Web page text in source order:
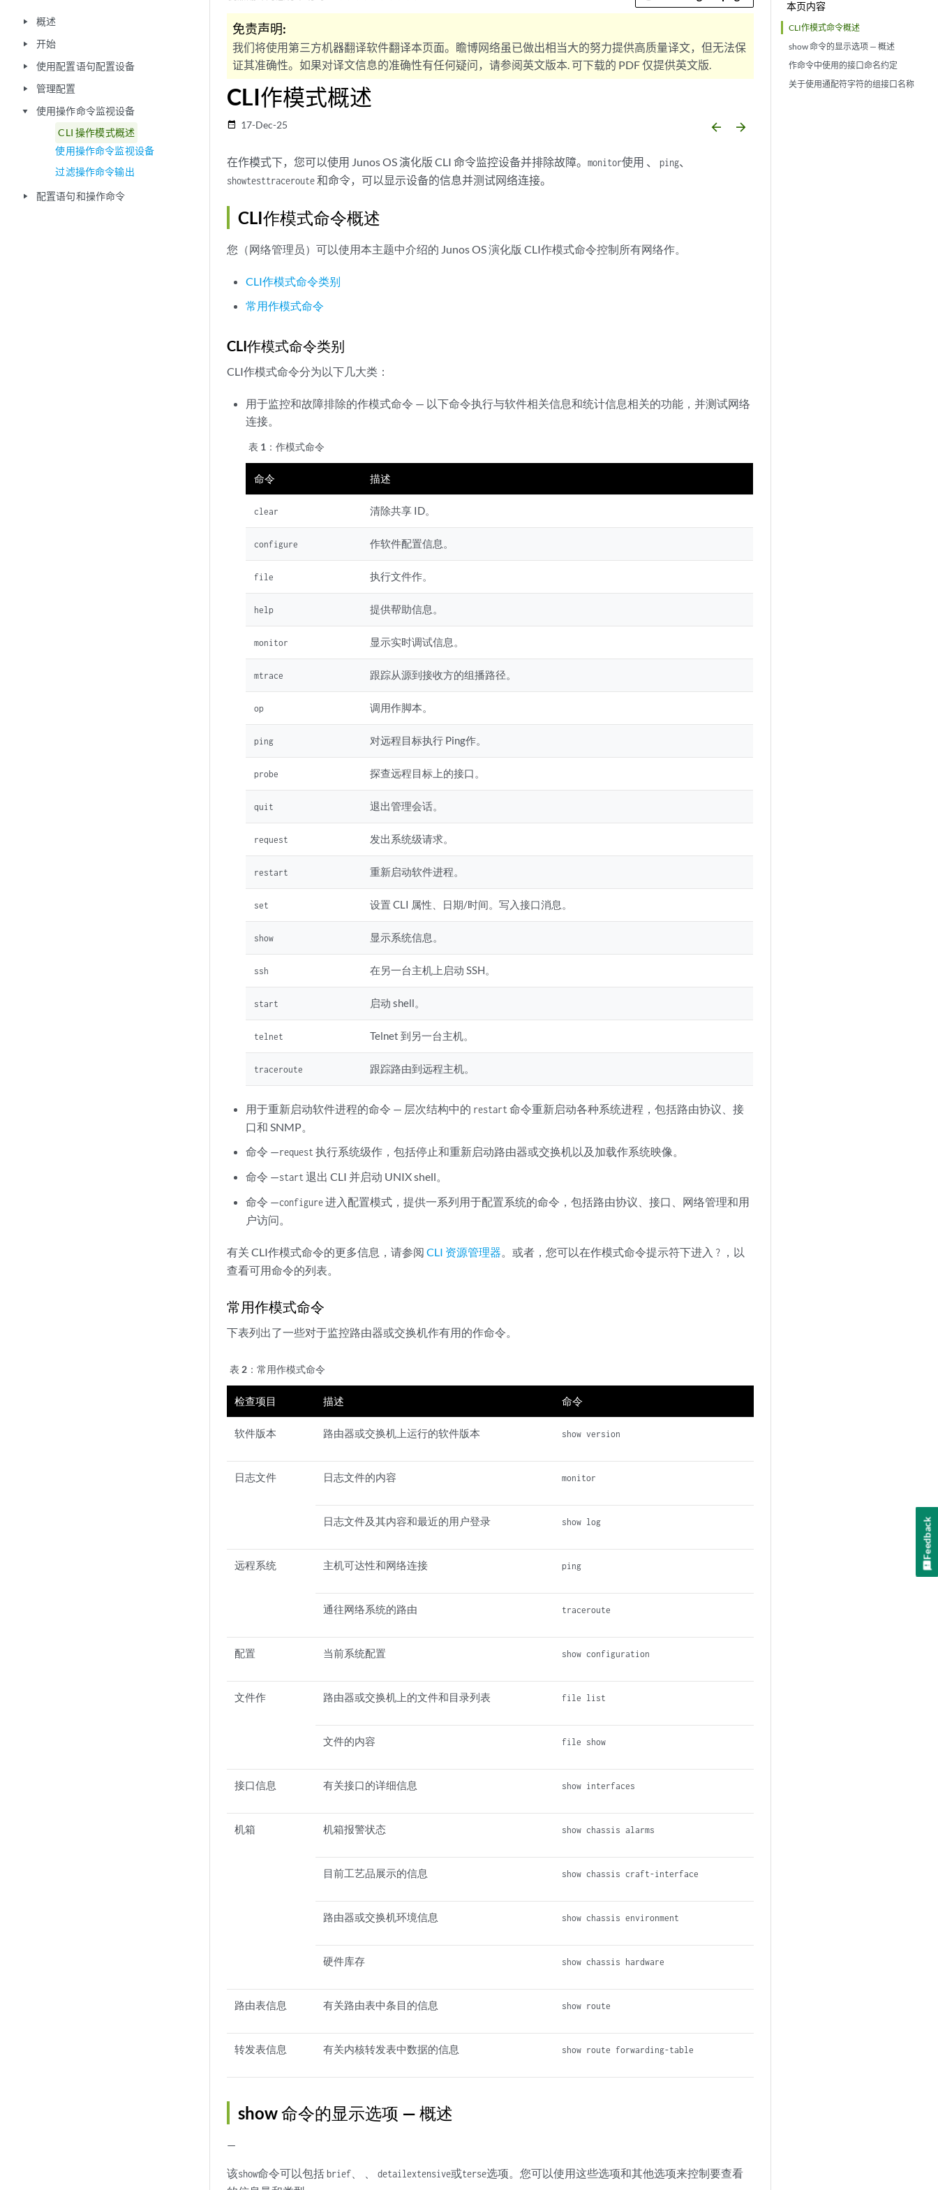
play_arrow 概述
play_arrow 开始
play_arrow 使用配置语句配置设备
play_arrow 管理配置
play_arrow
使用操作命令监视设备
CLI 操作模式概述
使用操作命令监视设备
过滤操作命令输出
play_arrow 配置语句和操作命令
本页内容
CLI作模式命令概述
show 命令的显示选项 — 概述
作命令中使用的接口命名约定
关于使用通配符字符的组接口名称
免责声明:
我们将使用第三方机器翻译软件翻译本页面。瞻博网络虽已做出相当大的努力提供高质量译文，但无法保
证其准确性。如果对译文信息的准确性有任何疑问，请参阅英文版本. 可下载的 PDF 仅提供英文版.
CLI作模式概述
date_range 17-Dec-25 arrow_backward arrow_forward
在作模式下，您可以使用 Junos OS 演化版 CLI 命令监控设备并排除故障。 monitor使用 、 ping、
showtesttraceroute和命令，可以显示设备的信息并测试网络连接。
CLI作模式命令概述
您（网络管理员）可以使用本主题中介绍的 Junos OS 演化版 CLI作模式命令控制所有网络作。
CLI作模式命令类别
常用作模式命令
CLI作模式命令类别
CLI作模式命令分为以下几大类：
用于监控和故障排除的作模式命令 — 以下命令执行与软件相关信息和统计信息相关的功能，并测试网络
连接。
表 1：作模式命令
命令 描述
clear 清除共享 ID。
configure 作软件配置信息。
file 执行文件作。
help 提供帮助信息。
monitor 显示实时调试信息。
mtrace 跟踪从源到接收方的组播路径。
op 调用作脚本。
ping 对远程目标执行 Ping作。
probe 探查远程目标上的接口。
quit 退出管理会话。
request 发出系统级请求。
restart 重新启动软件进程。
set 设置 CLI 属性、日期/时间。写入接口消息。
show 显示系统信息。
ssh 在另一台主机上启动 SSH。
start 启动 shell。
telnet Telnet 到另一台主机。
traceroute 跟踪路由到远程主机。
用于重新启动软件进程的命令 — 层次结构中的 restart命令重新启动各种系统进程，包括路由协议、接
口和 SNMP。
命令 —request执行系统级作，包括停止和重新启动路由器或交换机以及加载作系统映像。
命令 —start退出 CLI 并启动 UNIX shell。
命令 —configure进入配置模式，提供一系列用于配置系统的命令，包括路由协议、接口、网络管理和用
户访问。
有关 CLI作模式命令的更多信息，请参阅 CLI 资源管理器。或者，您可以在作模式命令提示符下进入 ? ，以
查看可用命令的列表。
常用作模式命令
下表列出了一些对于监控路由器或交换机作有用的作命令。
表 2： 常用作模式命令
检查项目 描述 命令
软件版本 路由器或交换机上运行的软件版本 show version
日志文件 日志文件的内容 monitor
日志文件及其内容和最近的用户登录 show log
远程系统 主机可达性和网络连接 ping
通往网络系统的路由 traceroute
配置 当前系统配置 show configuration
文件作 路由器或交换机上的文件和目录列表 file list
文件的内容 file show
接口信息 有关接口的详细信息 show interfaces
机箱 机箱报警状态 show chassis alarms
目前工艺品展示的信息 show chassis craft-interface
路由器或交换机环境信息 show chassis environment
硬件库存 show chassis hardware
路由表信息 有关路由表中条目的信息 show route
转发表信息 有关内核转发表中数据的信息 show route forwarding-table
show 命令的显示选项 — 概述
—
该show命令可以包括brief detailextensive或terse选项。您可以使用这些选项和其他选项来控制要查看
Feedback